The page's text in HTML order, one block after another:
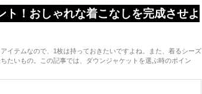
！おしゃれな着こなしを完成させよ
イテムなので、1枚は持っておきたいですよね。また、着るシーズ
たいもの。この記事では、ダウンジャケットを選ぶ時のポイン